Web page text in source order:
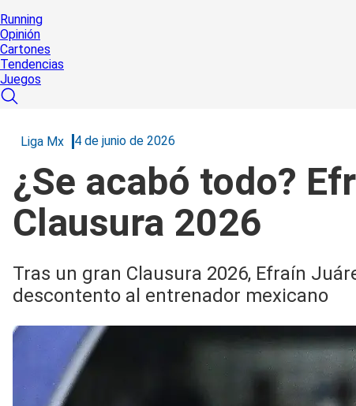
Running
Opinión
Cartones
Tendencias
Juegos
Liga Mx 4 de junio de 2026
¿Se acabó todo?
Clausura 2026
Tras un gran Clausura 2026, Efraín
descontento al entrenador mexicano